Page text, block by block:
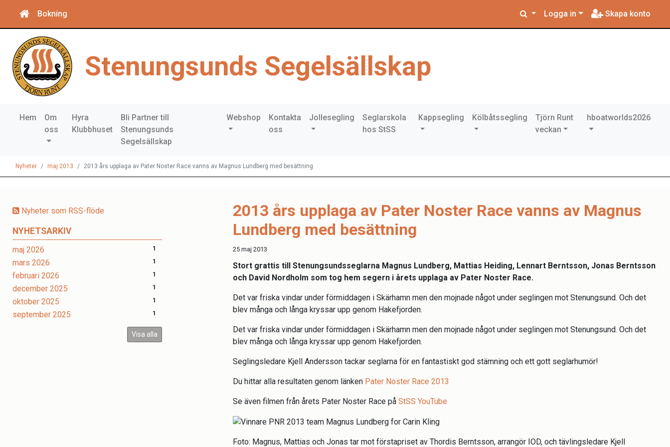
Bokning Logga in Skapa konto
Stenungsunds Segelsällskap
Hem
Om
oss
Hyra
Klubbhuset
Bli Partner till
Stenungsunds
Segelsällskap
Webshop
Kontakta
oss
Jollesegling
Seglarskola
hos StSS
Kappsegling Kölbåtssegling
Tjörn Runt
veckan
hboatworlds2026
Nyheter maj 2013 2013 års upplaga av Pater Noster Race vanns av Magnus Lundberg med besättning
Nyheter som RSS-flöde
NYHETSARKIV
maj 2026 1
mars 2026 1
februari 2026 1
december 2025 1
oktober 2025 1
september 2025 1
Visa alla
2013 års upplaga av Pater Noster Race vanns av Magnus
Lundberg med besättning
25 maj 2013
Stort grattis till Stenungsundsseglarna Magnus Lundberg, Mattias Heiding, Lennart Berntsson, Jonas Berntsson
och David Nordholm som tog hem segern i årets upplaga av Pater Noster Race.
Det var friska vindar under förmiddagen i Skärhamn men den mojnade något under seglingen mot Stenungsund. Och det
blev många och långa kryssar upp genom Hakefjorden.
Det var friska vindar under förmiddagen i Skärhamn men den mojnade något under seglingen mot Stenungsund. Och det
blev många och långa kryssar upp genom Hakefjorden.
Seglingsledare Kjell Andersson tackar seglarna för en fantastiskt god stämning och ett gott seglarhumör!
Du hittar alla resultaten genom länken Pater Noster Race 2013
Se även filmen från årets Pater Noster Race på StSS YouTube
Foto: Magnus, Mattias och Jonas tar mot förstapriset av Thordis Berntsson, arrangör IOD, och tävlingsledare Kjell